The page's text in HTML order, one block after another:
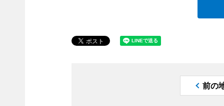
前の